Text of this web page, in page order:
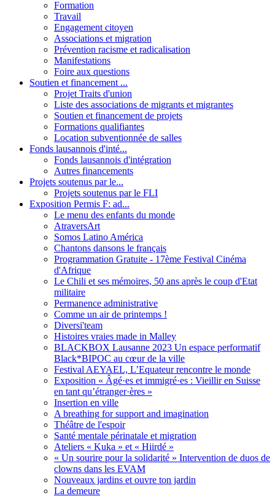
Formation
Travail
Engagement citoyen
Associations et migration
Prévention racisme et radicalisation
Manifestations
Foire aux questions
Soutien et financement ...
Projet Traits d'union
Liste des associations de migrants et migrantes
Soutien et financement de projets
Formations qualifiantes
Location subventionnée de salles
Fonds lausannois d'inté...
Fonds lausannois d'intégration
Autres financements
Projets soutenus par le...
Projets soutenus par le FLI
Exposition Permis F: ad...
Le menu des enfants du monde
AtraversArt
Somos Latino América
Chantons dansons le français
Programmation Gratuite - 17ème Festival Cinéma
d'Afrique
Le Chili et ses mémoires, 50 ans après le coup d'Etat
militaire
Permanence administrative
Comme un air de printemps !
Diversi'team
Histoires vraies made in Malley
BLACKBOX Lausanne 2023 Un espace performatif
Black*BIPOC au cœur de la ville
Festival AEYAEL, L’Equateur rencontre le monde
Exposition « Âgé·es et immigré·es : Vieillir en Suisse
en tant qu’étranger·ères »
Insertion en ville
A breathing for support and imagination
Théâtre de l'espoir
Santé mentale périnatale et migration
Ateliers « Kuka » et « Hiirdé »
« Un sourire pour la solidarité » Intervention de duos de
clowns dans les EVAM
Nouveaux jardins et ouvre ton jardin
La demeure